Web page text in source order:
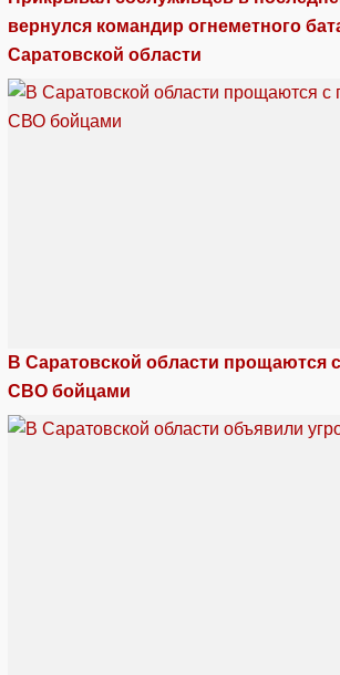
вернулся командир огнеметного
Саратовской области
В Саратовской области прощаются
СВО бойцами